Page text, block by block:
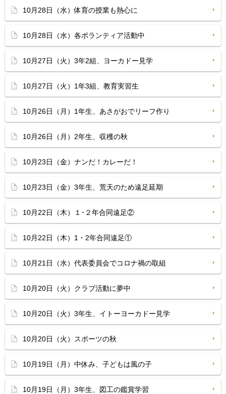
10月28日（水）体育の授業も熱心に
10月28日（水）各ボランティア活動中
10月27日（火）3年2組、ヨーカドー見学
10月27日（火）1年3組、教育実習生
10月26日（月）1年生、あさがおでリーフ作り
10月26日（月）2年生、収穫の秋
10月23日（金）ナンだ！カレーだ！
10月23日（金）3年生、荒天のため遠足延期
10月22日（木）１･２年合同遠足②
10月22日（木）1・2年合同遠足①
10月21日（水）代表委員会でコロナ禍の取組
10月20日（火）クラブ活動に夢中
10月20日（火）3年生、イトーヨーカドー見学
10月20日（火）スポーツの秋
10月19日（月）中休み、子どもは風の子
10月19日（月）3年生、図工の鑑賞学習